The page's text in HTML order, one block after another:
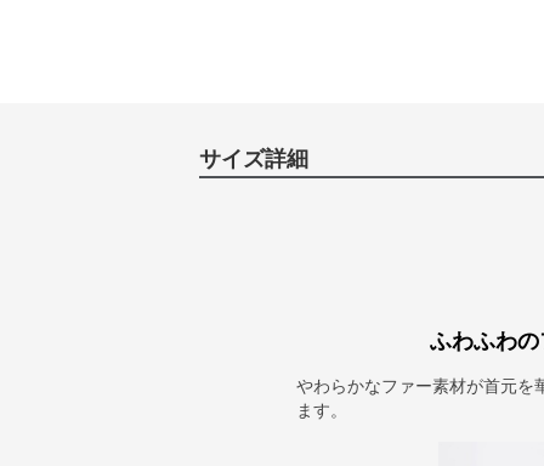
サイズ詳細
ふわふわ
やわらかなファー素材が首元を
ます。